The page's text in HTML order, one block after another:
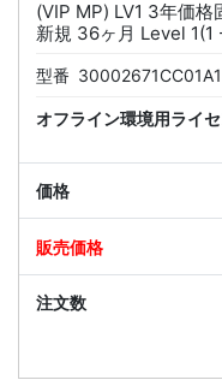
(VIP MP) LV1 3年価格
新規 36ヶ月 Level 1(1
型番
オフライン環境用ライセ